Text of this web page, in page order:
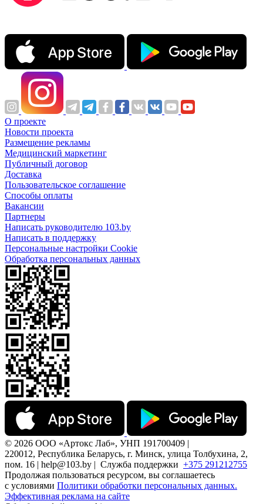
О проекте
Новости проекта
Размещение рекламы
Медицинский маркетинг
Публичный договор
Доставка
Пользовательское соглашение
Способы оплаты
Вакансии
Партнеры
Написать руководителю 103.by
Написать в поддержку
Персональные настройки Cookie
Обработка персональных данных
© 2026 ООО «Артокс Лаб», УНП 191700409 |
220012, Республика Беларусь, г. Минск, улица Толбухина, 2,
пом. 16 | help@103.by | Служба поддержки +375 291212755
Продолжая пользоваться ресурсом, вы соглашаетесь
с условиями Политики обработки персональных данных.
Эффективная реклама на сайте